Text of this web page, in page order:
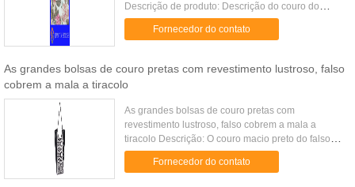
Descrição de produto: Descrição do couro do
plutônio Material Plutônio Técnica Feito malha,
tecido, não tecido ...
Fornecedor do contato
As grandes bolsas de couro pretas com revestimento lustroso, falso
cobrem a mala a tiracolo
As grandes bolsas de couro pretas com
revestimento lustroso, falso cobrem a mala a
tiracolo Descrição: O couro macio preto do falso
com revestimento lustroso, o pitão ou o croco
gravam gravado no painel médio ...
Fornecedor do contato